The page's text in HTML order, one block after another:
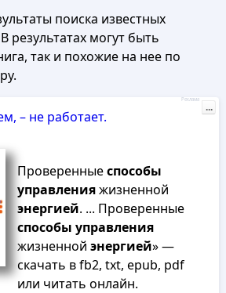
поиска известных
результатах могут быть
так и похожие на нее по
– не работает.
Проверенныеспособы
управленияжизненной
энергией. ... Проверенные
способы управления
жизненной энергией» —
скачать в fb2, txt, epub, pdf
или читать онлайн.
Реклама
...